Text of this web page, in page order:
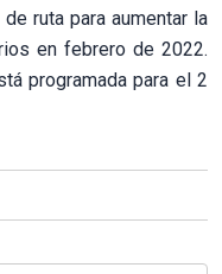
ruta para aumentar la
en febrero de 2022.
programada para el 2